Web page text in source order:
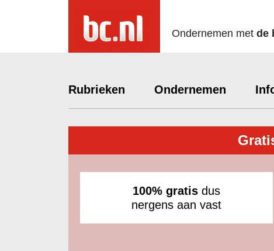
Ondernemen met de
Rubrieken Ondernemen
100% gratis dus
nergens aan vast